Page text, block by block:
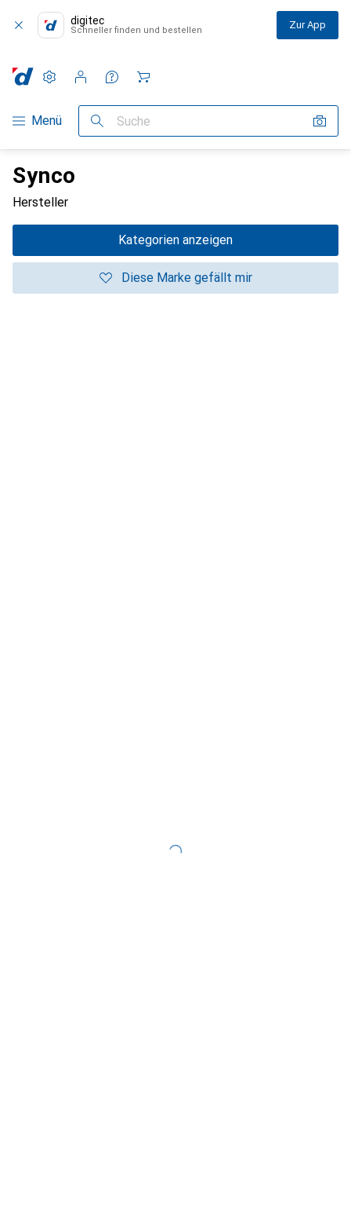
digitec
Schneller finden und bestellen Zur App
Navigation nach Kategorien
Menü Suche
Einstellungen
Kundenkonto
Vergleichslisten
Merklisten
Warenkorb
Synco
Hersteller
Kategorien anzeigen
Diese Marke gefällt mir